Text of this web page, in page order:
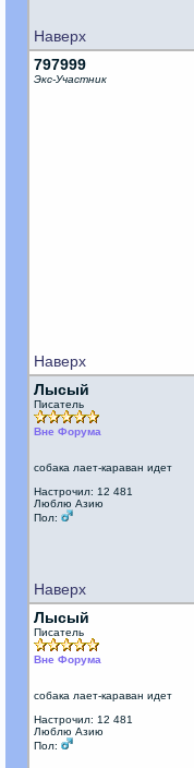
Наверх
797999
Экс-Участник
Наверх
Лысый
Писатель
Вне Форума
собака лает-караван идет
Настрочил: 12 481
Люблю Азию
Пол:
Наверх
Лысый
Писатель
Вне Форума
собака лает-караван идет
Настрочил: 12 481
Люблю Азию
Пол: